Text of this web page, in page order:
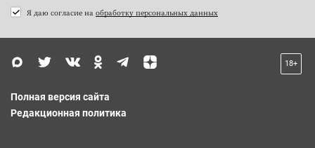
Я даю согласие на обработку персональных данных
18+
Полная версия сайта
Редакционная политика